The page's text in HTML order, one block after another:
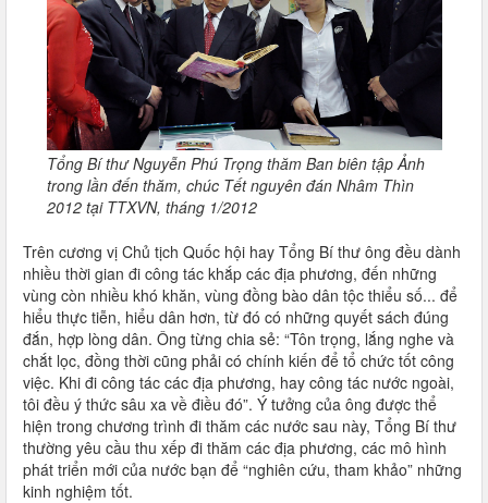
Tổng Bí thư Nguyễn Phú Trọng thăm Ban biên tập Ảnh
trong lần đến thăm, chúc Tết nguyên đán Nhâm Thìn
2012 tại TTXVN, tháng 1/2012
Trên cương vị Chủ tịch Quốc hội hay Tổng Bí thư ông đều dành
nhiều thời gian đi công tác khắp các địa phương, đến những
vùng còn nhiều khó khăn, vùng đồng bào dân tộc thiểu số... để
hiểu thực tiễn, hiểu dân hơn, từ đó có những quyết sách đúng
đắn, hợp lòng dân. Ông từng chia sẻ: “Tôn trọng, lắng nghe và
chắt lọc, đồng thời cũng phải có chính kiến để tổ chức tốt công
việc. Khi đi công tác các địa phương, hay công tác nước ngoài,
tôi đều ý thức sâu xa về điều đó”. Ý tưởng của ông được thể
hiện trong chương trình đi thăm các nước sau này, Tổng Bí thư
thường yêu cầu thu xếp đi thăm các địa phương, các mô hình
phát triển mới của nước bạn để “nghiên cứu, tham khảo” những
kinh nghiệm tốt.